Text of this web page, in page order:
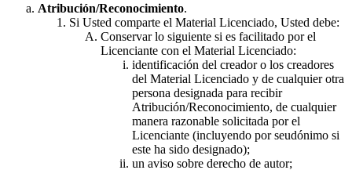
Atribución/Reconocimiento.
Si Usted comparte el Material Licenciado, Usted debe:
Conservar lo siguiente si es facilitado por el
Licenciante con el Material Licenciado:
identificación del creador o los creadores
del Material Licenciado y de cualquier otra
persona designada para recibir
Atribución/Reconocimiento, de cualquier
manera razonable solicitada por el
Licenciante (incluyendo por seudónimo si
este ha sido designado);
un aviso sobre derecho de autor;